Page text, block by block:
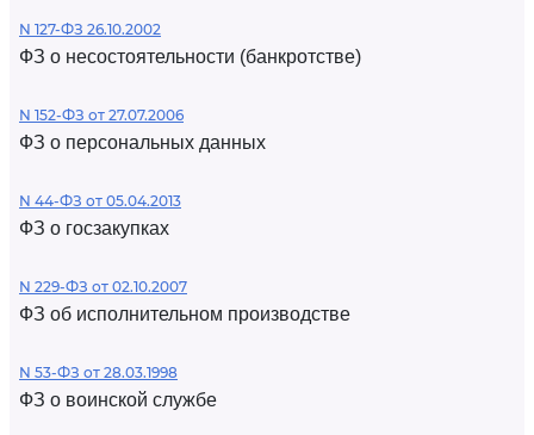
N 127-ФЗ 26.10.2002
ФЗ о несостоятельности (банкротстве)
N 152-ФЗ от 27.07.2006
ФЗ о персональных данных
N 44-ФЗ от 05.04.2013
ФЗ о госзакупках
N 229-ФЗ от 02.10.2007
ФЗ об исполнительном производстве
N 53-ФЗ от 28.03.1998
ФЗ о воинской службе